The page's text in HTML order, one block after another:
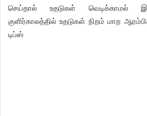
செய்தால் உதடுகள் வெடிக்காமல்
குளிர்காலத்தில் உதடுகள் நிறம் மாற
டிப்ஸ்